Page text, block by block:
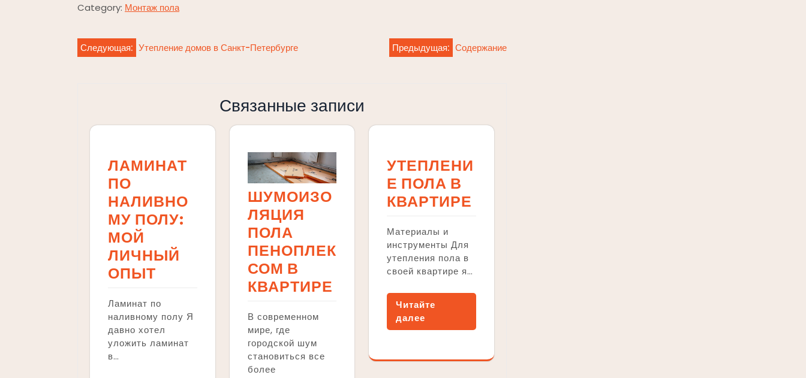
Category: Монтаж пола
Навигация
Предыдущая: Содержание
Следующая: Утепление домов в Санкт-Петербурге
Связанные записи
ЛАМИНАТ
ПО
НАЛИВНО
МУ ПОЛУ:
МОЙ
ЛИЧНЫЙ
ОПЫТ
Ламинат по
наливному полу Я
давно хотел
уложить ламинат
в…
ШУМОИЗО
ЛЯЦИЯ
ПОЛА
ПЕНОПЛЕК
СОМ В
КВАРТИРЕ
В современном
мире, где
городской шум
становиться все
более
УТЕПЛЕНИ
Е ПОЛА В
КВАРТИРЕ
Материалы и
инструменты Для
утепления пола в
своей квартире я…
Читайте
далее